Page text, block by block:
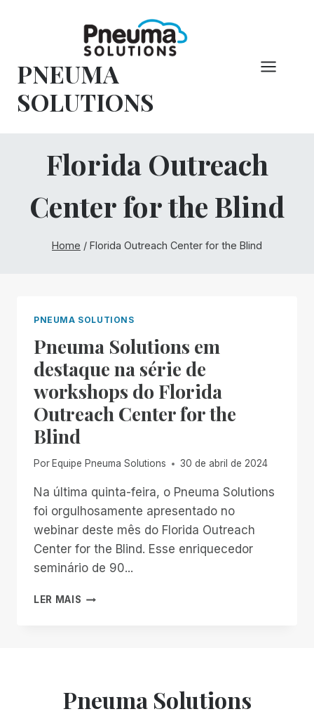
conteúdo
PNEUMA
SOLUTIONS
Florida Outreach
Center for the Blind
Home / Florida Outreach Center for the Blind
PNEUMA SOLUTIONS
Pneuma Solutions em
destaque na série de
workshops do Florida
Outreach Center for the
Blind
Por Equipe Pneuma Solutions 30 de abril de 2024
Na última quinta-feira, o Pneuma Solutions
foi orgulhosamente apresentado no
webinar deste mês do Florida Outreach
Center for the Blind. Esse enriquecedor
seminário de 90...
LER MAIS PNEUMA
WORKSHOPS
Pneuma Solutions